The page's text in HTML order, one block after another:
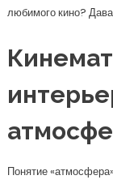
любимого кино?
Понятие